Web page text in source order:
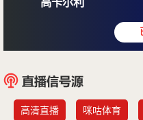
高卡尔利
高清直播 咪咕体育